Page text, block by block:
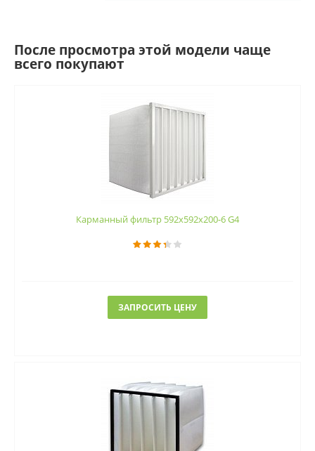
После просмотра этой модели чаще
всего покупают
Карманный фильтр 592х592х200-6 G4
ЗАПРОСИТЬ ЦЕНУ